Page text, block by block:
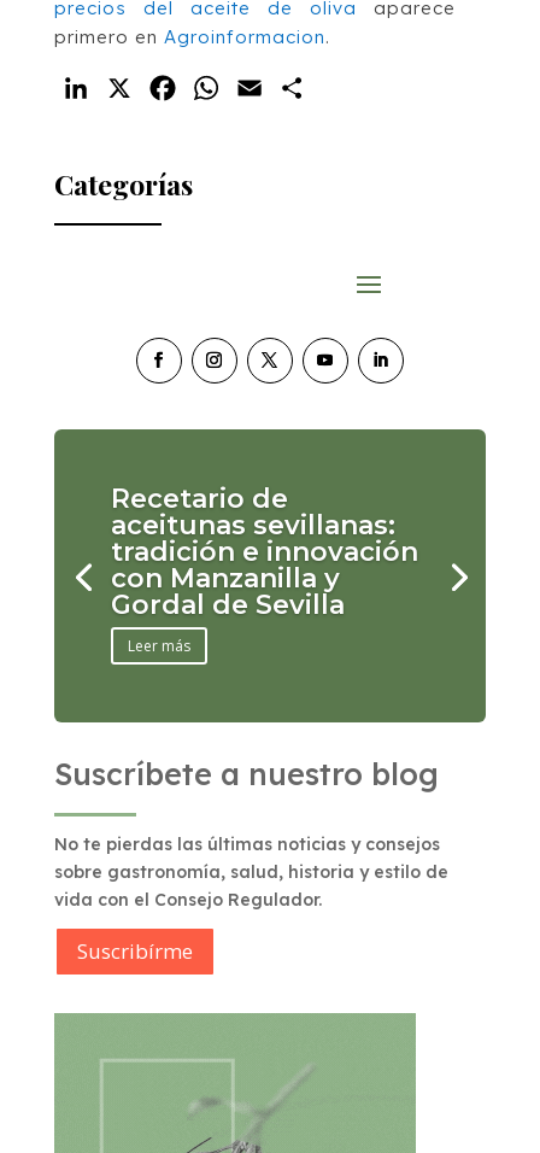
precios del aceite de oliva
aparece
primero en Agroinformacion.
LinkedIn FacebookWhatsApp
Email
Categorías
Recetario de
aceitunas sevillanas:
tradición e innovación
con Manzanilla y
Gordal de Sevilla
Leer más
Suscríbete a nuestro blog
No te pierdas las últimas noticias y consejos
sobre gastronomía, salud, historia y estilo de
vida con el Consejo Regulador.
Suscribírme